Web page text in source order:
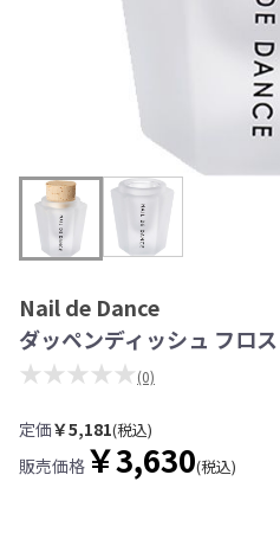
Nail de Dance
ダッペンディッシュ フロス
★★★★★ (0)
定価￥5,181(税込)
販売価格 ￥3,630(税込)